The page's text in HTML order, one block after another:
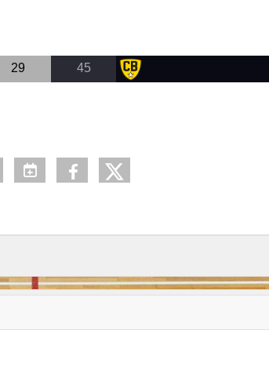
29 45